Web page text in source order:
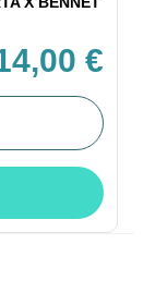
€